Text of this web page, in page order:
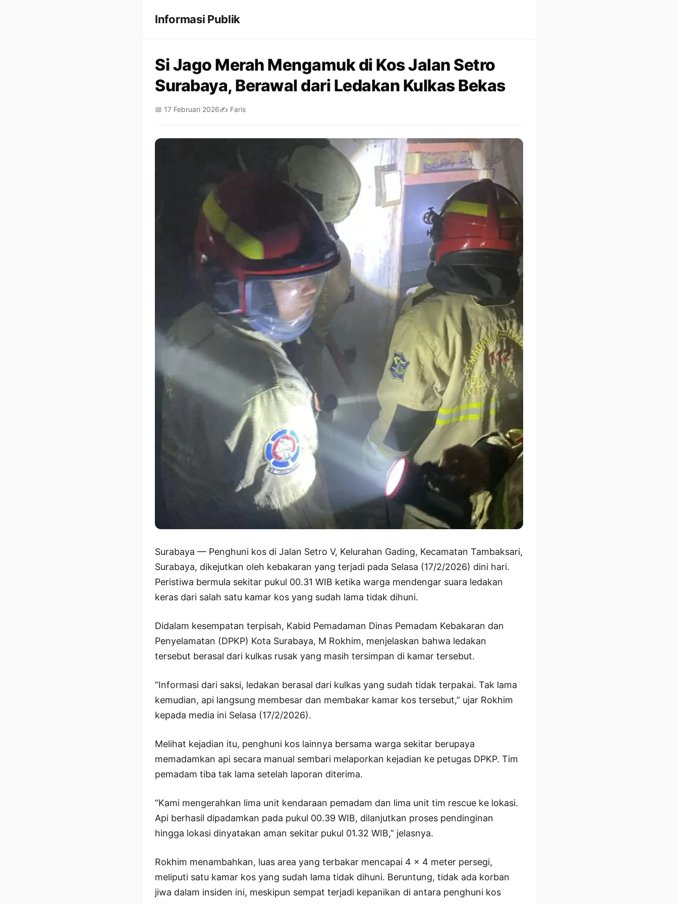
Informasi Publik
Si Jago Merah Mengamuk di Kos Jalan Setro
Surabaya, Berawal dari Ledakan Kulkas Bekas
📅 17 Februari 2026✍️ Faris
Surabaya — Penghuni kos di Jalan Setro V, Kelurahan Gading, Kecamatan Tambaksari,
Surabaya, dikejutkan oleh kebakaran yang terjadi pada Selasa (17/2/2026) dini hari.
Peristiwa bermula sekitar pukul 00.31 WIB ketika warga mendengar suara ledakan
keras dari salah satu kamar kos yang sudah lama tidak dihuni.
Didalam kesempatan terpisah, Kabid Pemadaman Dinas Pemadam Kebakaran dan
Penyelamatan (DPKP) Kota Surabaya, M Rokhim, menjelaskan bahwa ledakan
tersebut berasal dari kulkas rusak yang masih tersimpan di kamar tersebut.
“Informasi dari saksi, ledakan berasal dari kulkas yang sudah tidak terpakai. Tak lama
kemudian, api langsung membesar dan membakar kamar kos tersebut,” ujar Rokhim
kepada media ini Selasa (17/2/2026).
Melihat kejadian itu, penghuni kos lainnya bersama warga sekitar berupaya
memadamkan api secara manual sembari melaporkan kejadian ke petugas DPKP. Tim
pemadam tiba tak lama setelah laporan diterima.
“Kami mengerahkan lima unit kendaraan pemadam dan lima unit tim rescue ke lokasi.
Api berhasil dipadamkan pada pukul 00.39 WIB, dilanjutkan proses pendinginan
hingga lokasi dinyatakan aman sekitar pukul 01.32 WIB,” jelasnya.
Rokhim menambahkan, luas area yang terbakar mencapai 4 x 4 meter persegi,
meliputi satu kamar kos yang sudah lama tidak dihuni. Beruntung, tidak ada korban
jiwa dalam insiden ini, meskipun sempat terjadi kepanikan di antara penghuni kos